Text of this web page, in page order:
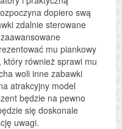
dopiero swą
zdalnie sterowane
mu piankowy
również sprawi mu
woli inne zabawki
atrakcyjny model
będzie na pewno
się doskonale
uwagi.